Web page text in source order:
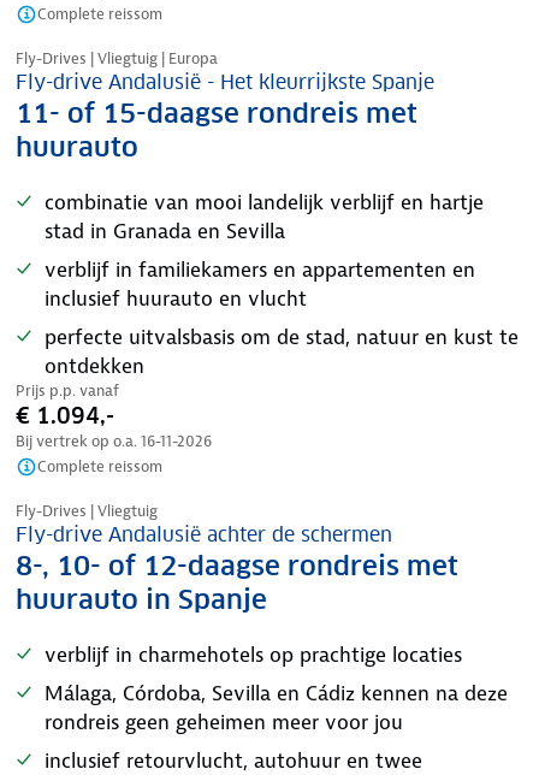
Complete reissom
Nazomer korting
Fly-Drives | Vliegtuig | Europa
Fly-drive Andalusië - Het kleurrijkste Spanje
11- of 15-daagse rondreis met
huurauto
combinatie van mooi landelijk verblijf en hartje
stad in Granada en Sevilla
verblijf in familiekamers en appartementen en
inclusief huurauto en vlucht
perfecte uitvalsbasis om de stad, natuur en kust te
ontdekken
Prijs p.p. vanaf
€ 1.094,-
Bij vertrek op o.a. 16-11-2026
Complete reissom
Nazomer korting
Fly-Drives | Vliegtuig
Fly-drive Andalusië achter de schermen
8-, 10- of 12-daagse rondreis met
huurauto in Spanje
verblijf in charmehotels op prachtige locaties
Málaga, Córdoba, Sevilla en Cádiz kennen na deze
rondreis geen geheimen meer voor jou
inclusief retourvlucht, autohuur en twee